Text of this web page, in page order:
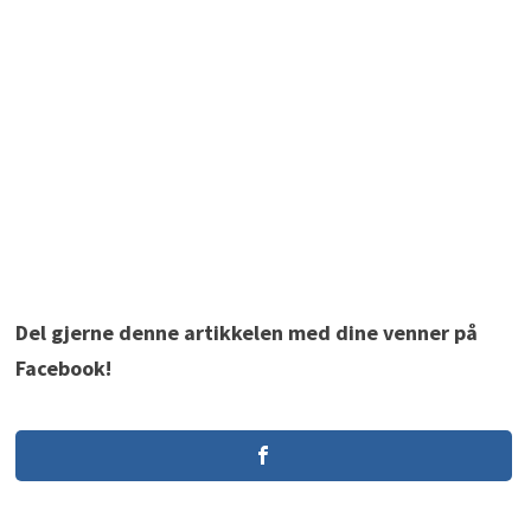
Del gjerne denne artikkelen med dine venner på
Facebook!